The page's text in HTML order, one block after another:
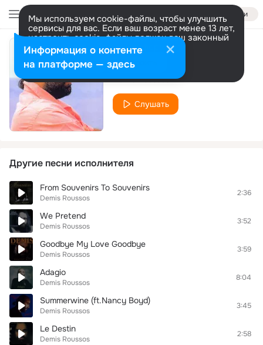
Войти
Мы используем cookie-файлы, чтобы улучшить
сервисы для вас. Если ваш возраст менее 13 лет,
настроить cookie-файлы должен ваш законный
представитель. Больше информации
Разрешить все Настроить
Mamy Blue
Demis Roussos
Слушать
Другие песни исполнителя
From Souvenirs To Souvenirs
Demis Roussos
2:36
We Pretend
Demis Roussos
3:52
Goodbye My Love Goodbye
Demis Roussos
3:59
Adagio
Demis Roussos
8:04
Summerwine (ft.Nancy Boyd)
Demis Roussos
3:45
Le Destin
Demis Roussos
2:58
Информация о контенте
на платформе — здесь